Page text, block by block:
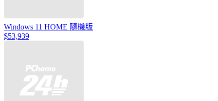
Windows 11 HOME 隨機版
$53,939